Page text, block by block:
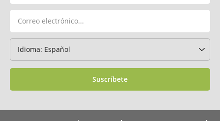
Suscríbete